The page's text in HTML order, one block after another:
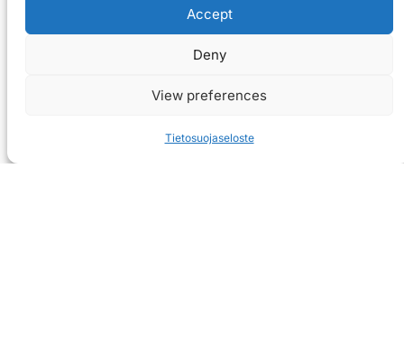
Accept
Deny
View preferences
Tietosuojaseloste